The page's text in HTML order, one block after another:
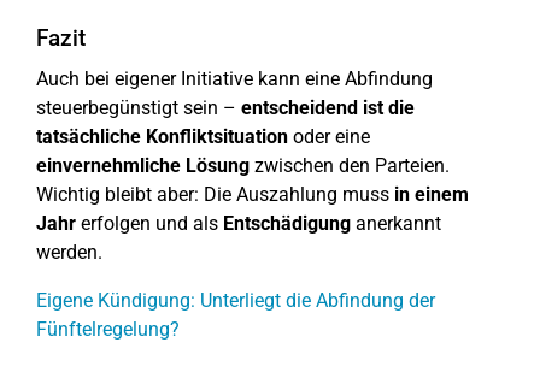
Fazit
Auch bei eigener Initiative kann eine Abfindung
steuerbegünstigt sein – entscheidend ist die
tatsächliche Konfliktsituation oder eine
einvernehmliche Lösung zwischen den Parteien.
Wichtig bleibt aber: Die Auszahlung muss in einem
Jahr erfolgen und als Entschädigung anerkannt
werden.
Eigene Kündigung: Unterliegt die Abfindung der
Fünftelregelung?